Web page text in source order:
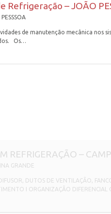
Refrigeração – JOÃO
de manutenção mecânica
Os…
REFRIGERAÇÃO –
GRANDE
DUTOS DE VENTILAÇÃO,
I ORGANIZAÇÃO DIFERENCIAL